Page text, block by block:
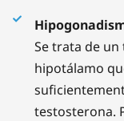
Se trata de
hipotálamo
testosterona.